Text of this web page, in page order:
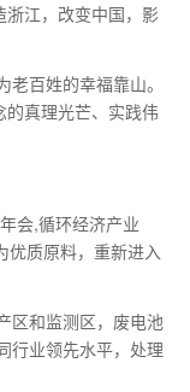
浙江，改变中国，影
百姓的幸福靠山。
的真理光芒、实践伟
会,循环经济产业
优质原料，重新进入
区和监测区，废电池
行业领先水平，处理